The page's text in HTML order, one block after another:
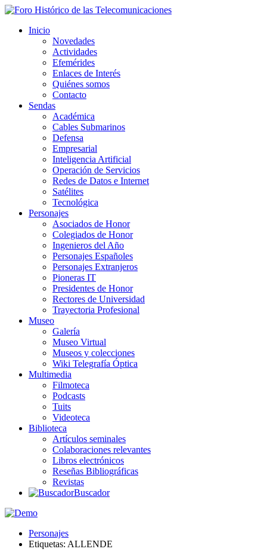
Inicio
Novedades
Actividades
Efemérides
Enlaces de Interés
Quiénes somos
Contacto
Sendas
Académica
Cables Submarinos
Defensa
Empresarial
Inteligencia Artificial
Operación de Servicios
Redes de Datos e Internet
Satélites
Tecnológica
Personajes
Asociados de Honor
Colegiados de Honor
Ingenieros del Año
Personajes Españoles
Personajes Extranjeros
Pioneras IT
Presidentes de Honor
Rectores de Universidad
Trayectoria Profesional
Museo
Galería
Museo Virtual
Museos y colecciones
Wiki Telegrafía Óptica
Multimedia
Filmoteca
Podcasts
Tuits
Videoteca
Biblioteca
Artículos seminales
Colaboraciones relevantes
Libros electrónicos
Reseñas Bibliográficas
Revistas
Buscador
Personajes
Etiquetas: ALLENDE